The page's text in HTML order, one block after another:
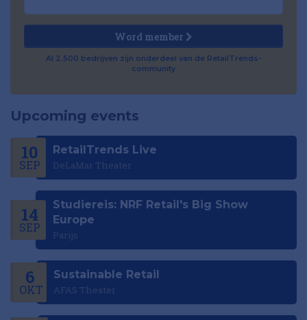
Word member
Al 2.500 bedrijven zijn onderdeel van de RetailTrends-
community
Upcoming events
10
SEP
RetailTrends Live
DeLaMar Theater
14
SEP
Studiereis: NRF Retail's Big Show
Europe
Parijs
6
OKT
Sustainable Retail
AFAS Theater